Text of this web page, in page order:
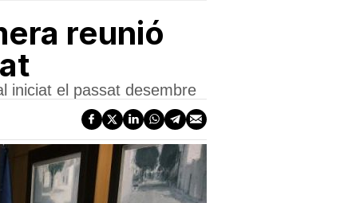
reunió
iniciat el passat desembre